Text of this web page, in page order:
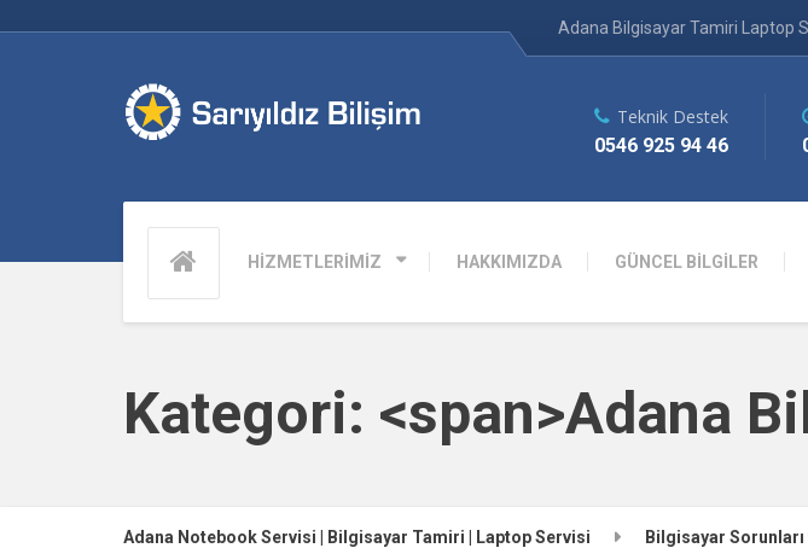
Adana Bilgisayar Tamiri Laptop
HİZMETLERİMİZ HAKKIMIZDA GÜNCEL BİLGİLER
Teknik Destek
0546 925 94 46
Kategori: <span>Adana
Adana Notebook Servisi | Bilgisayar Tamiri | Laptop Servisi Bilgisayar